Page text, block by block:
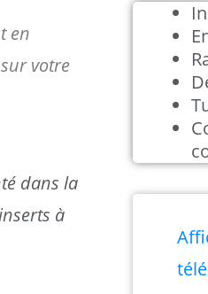
en
votre
dans la
à